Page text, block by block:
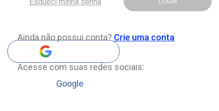
Ainda não possui conta? Crie uma conta
Acesse com suas redes sociais:
Google